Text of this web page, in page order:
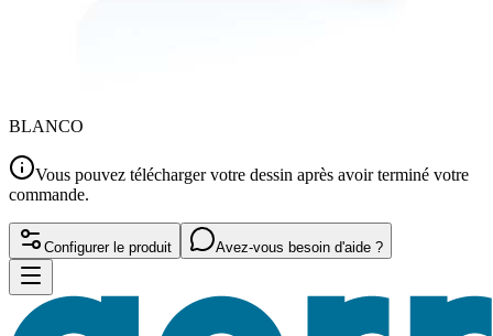
BLANCO
Vous pouvez télécharger votre dessin après avoir terminé votre
commande.
Configurer le produit Avez-vous besoin d'aide ?